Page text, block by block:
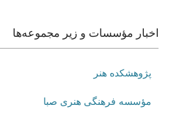
اخبار مؤسسات و زیر مجموعه‌ها
پژوهشکده هنر
مؤسسه فرهنگی هنری صبا